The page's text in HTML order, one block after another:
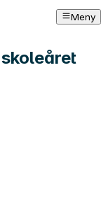
Meny